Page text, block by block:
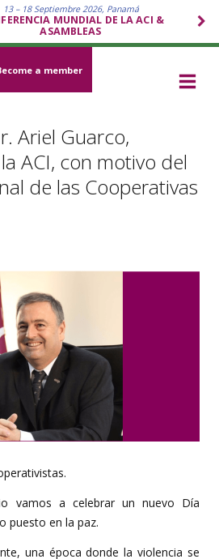
13 – 18 Septiembre 2026, Panamá
MUNDIAL DE LA ACI &
ASAMBLEAS
a member
Ariel Guarco,
ACI, con motivo del
de las Cooperativas
vamos a celebrar un nuevo Día
puesto en la paz.
una época donde la violencia se